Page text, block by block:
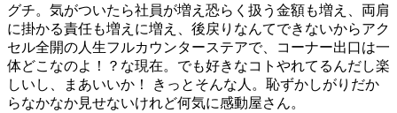
グチ。気がついたら社員が増え恐らく扱う金額も増え、両肩
に掛かる責任も増えに増え、後戻りなんてできないからアク
セル全開の人生フルカウンターステアで、コーナー出口は一
体どこなのよ！？な現在。でも好きなコトやれてるんだし楽
しいし、まあいいか！ きっとそんな人。恥ずかしがりだか
らなかなか見せないけれど何気に感動屋さん。